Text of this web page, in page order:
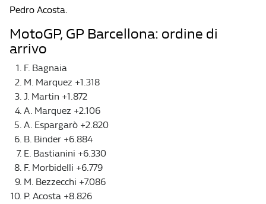
Pedro Acosta.
MotoGP, GP Barcellona: ordine di
arrivo
F. Bagnaia
M. Marquez +1.318
J. Martin +1.872
A. Marquez +2.106
A. Espargarò +2.820
B. Binder +6.884
E. Bastianini +6.330
F. Morbidelli +6.779
M. Bezzecchi +7.086
P. Acosta +8.826